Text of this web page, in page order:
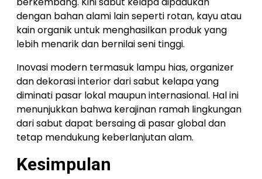
dengan bahan alami lain seperti rotan, kayu atau
kain organik untuk menghasilkan produk yang
lebih menarik dan bernilai seni tinggi.
Inovasi modern termasuk lampu hias, organizer
dan dekorasi interior dari sabut kelapa yang
diminati pasar lokal maupun internasional. Hal ini
menunjukkan bahwa kerajinan ramah lingkungan
dari sabut dapat bersaing di pasar global dan
tetap mendukung keberlanjutan alam.
Kesimpulan